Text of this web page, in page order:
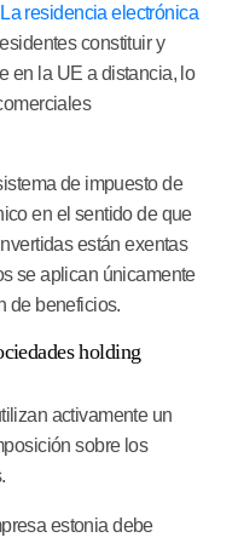
La residencia electrónica
constituir y
en la UE a distancia, lo
de impuesto de
en el sentido de que
están exentas
se aplican únicamente
de beneficios.
holding
activamente un
sobre los
estonia debe